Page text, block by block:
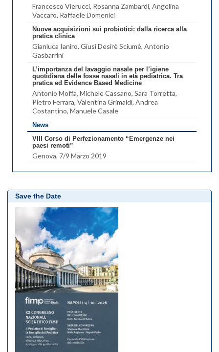
Francesco Vierucci, Rosanna Zambardi, Angelina
Vaccaro, Raffaele Domenici
Nuove acquisizioni sui probiotici: dalla ricerca alla
pratica clinica
Gianluca Ianiro, Giusi Desirè Sciumè, Antonio
Gasbarrini
L’importanza del lavaggio nasale per l’igiene
quotidiana delle fosse nasali in età pediatrica. Tra
pratica ed Evidence Based Medicine
Antonio Moffa, Michele Cassano, Sara Torretta,
Pietro Ferrara, Valentina Grimaldi, Andrea
Costantino, Manuele Casale
News
VIII Corso di Perfezionamento “Emergenze nei
paesi remoti”
Genova, 7/9 Marzo 2019
Save the Date